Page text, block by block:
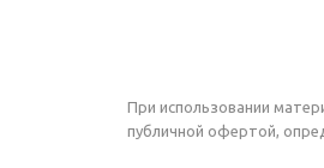
При использовании
публичной офертой,